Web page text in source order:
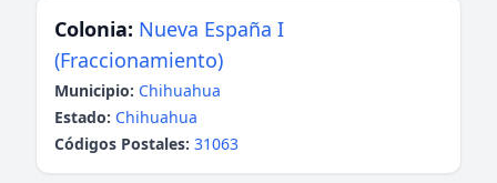
Colonia: Nueva España I
(Fraccionamiento)
Municipio: Chihuahua
Estado: Chihuahua
Códigos Postales: 31063